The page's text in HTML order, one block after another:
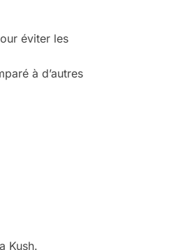
éviter les
à d’autres
Kush.